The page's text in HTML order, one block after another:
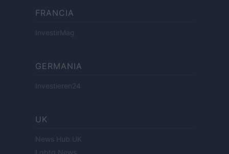
FRANCIA
InvestirMag
GERMANIA
Investieren24
UK
News Hub UK